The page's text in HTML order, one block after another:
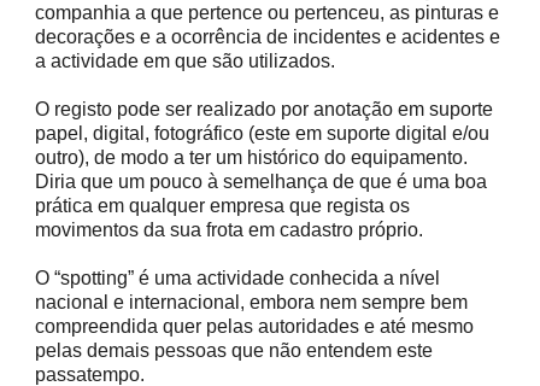
companhia a que pertence ou pertenceu, as pinturas e
decorações e a ocorrência de incidentes e acidentes e
a actividade em que são utilizados.
O registo pode ser realizado por anotação em suporte
papel, digital, fotográfico (este em suporte digital e/ou
outro), de modo a ter um histórico do equipamento.
Diria que um pouco à semelhança de que é uma boa
prática em qualquer empresa que regista os
movimentos da sua frota em cadastro próprio.
O “spotting” é uma actividade conhecida a nível
nacional e internacional, embora nem sempre bem
compreendida quer pelas autoridades e até mesmo
pelas demais pessoas que não entendem este
passatempo.